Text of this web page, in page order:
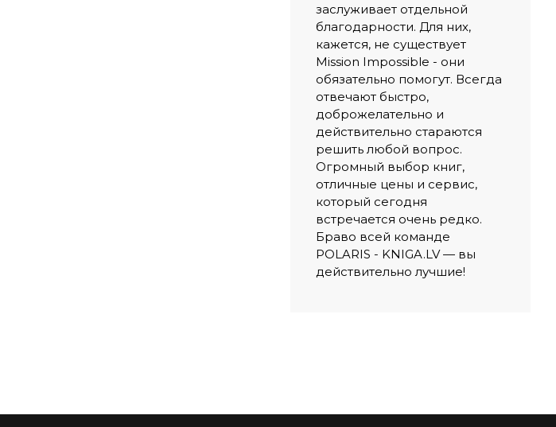
заслуживает отдельной
благодарности. Для них,
кажется, не существует
Mission Impossible - они
обязательно помогут. Всегда
отвечают быстро,
доброжелательно и
действительно стараются
решить любой вопрос.
Огромный выбор книг,
отличные цены и сервис,
который сегодня
встречается очень редко.
Браво всей команде
POLARIS - KNIGA.LV — вы
действительно лучшие!